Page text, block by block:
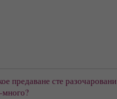
предаване сте разочаровани
много?